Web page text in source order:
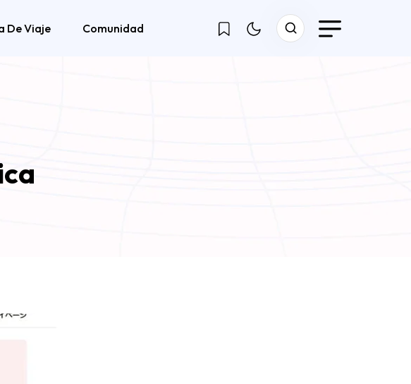
De Viaje Comunidad